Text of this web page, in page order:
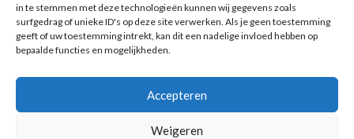
in te stemmen met deze technologieën kunnen wij gegevens zoals
surfgedrag of unieke ID's op deze site verwerken. Als je geen toestemming
geeft of uw toestemming intrekt, kan dit een nadelige invloed hebben op
bepaalde functies en mogelijkheden.
Accepteren
Weigeren
Zoeken op deze site